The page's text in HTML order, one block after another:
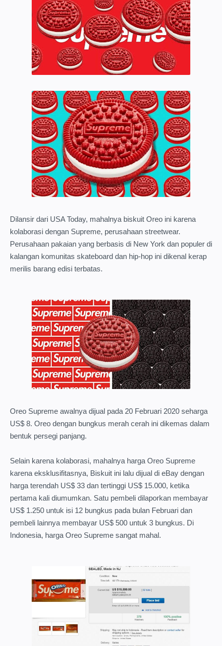
Dilansir dari USA Today, mahalnya biskuit Oreo ini karena
kolaborasi dengan Supreme, perusahaan streetwear.
Perusahaan pakaian yang berbasis di New York dan populer di
kalangan komunitas skateboard dan hip-hop ini dikenal kerap
merilis barang edisi terbatas.
Oreo Supreme awalnya dijual pada 20 Februari 2020 seharga
US$ 8. Oreo dengan bungkus merah cerah ini dikemas dalam
bentuk persegi panjang.
Selain karena kolaborasi, mahalnya harga Oreo Supreme
karena eksklusifitasnya, Biskuit ini lalu dijual di eBay dengan
harga terendah US$ 33 dan tertinggi US$ 15.000, ketika
pertama kali diumumkan. Satu pembeli dilaporkan membayar
US$ 1.250 untuk isi 12 bungkus pada bulan Februari dan
pembeli lainnya membayar US$ 500 untuk 3 bungkus. Di
Indonesia, harga Oreo Supreme sangat mahal.